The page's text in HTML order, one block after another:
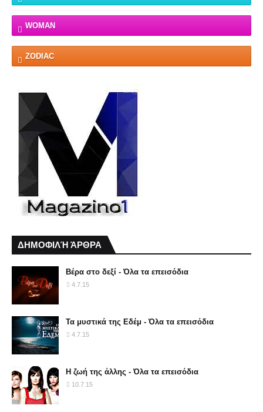
WOMAN
ZODIAC
ΔΗΜΟΦΙΛΉ ΆΡΘΡΑ
Βέρα στο δεξί - Όλα τα επεισόδια
4.7.15
Τα μυστικά της Εδέμ - Όλα τα επεισόδια
4.7.15
Η ζωή της άλλης - Όλα τα επεισόδια
10.7.15